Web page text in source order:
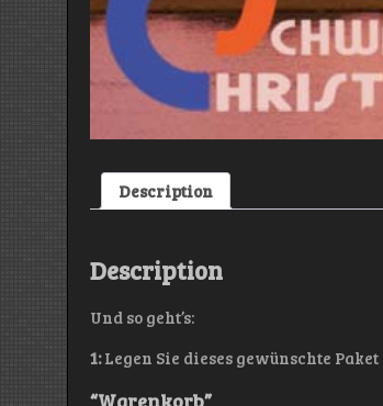
Description
Description
Und so geht’s:
1:Legen Sie dieses gewünschte
“Warenkorb”